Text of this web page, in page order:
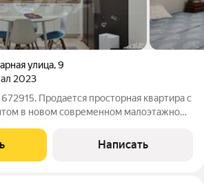
улица,9
2023
Продается просторная квартира с
в новом современном малоэтажном
Вся инфраструктура рядом, до ТЦ
Написать